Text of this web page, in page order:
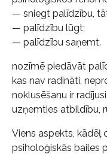
— sniegt palīdzību,
— palīdzību lūgt;
— palīdzību saņemt.
nozīmē piedāvāt
kas nav radināti,
noklusēšanu ir
uzņemties atbildību,
Viens aspekts, kādēļ
psiholoģiskās bailes